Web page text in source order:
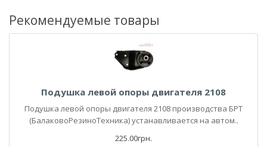
Рекомендуемые товары
Подушка левой опоры двигателя 2108
Подушка левой опоры двигателя 2108 производства БРТ
(БалаковоРезиноТехника) устанавливается на автом..
225.00грн.